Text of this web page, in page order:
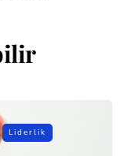
Liderlik